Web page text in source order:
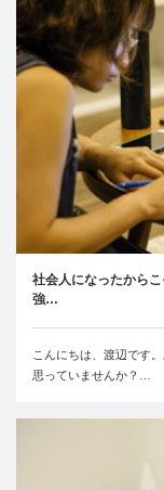
社会人になったから
強…
こんにちは、渡辺です
思っていませんか？…